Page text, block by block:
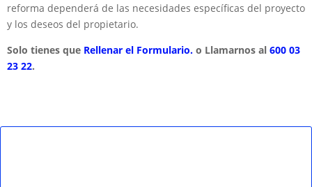
reforma dependerá de las necesidades específicas del proyecto
y los deseos del propietario.
Solo tienes que Rellenar el Formulario. o Llamarnos al 600 03
23 22.